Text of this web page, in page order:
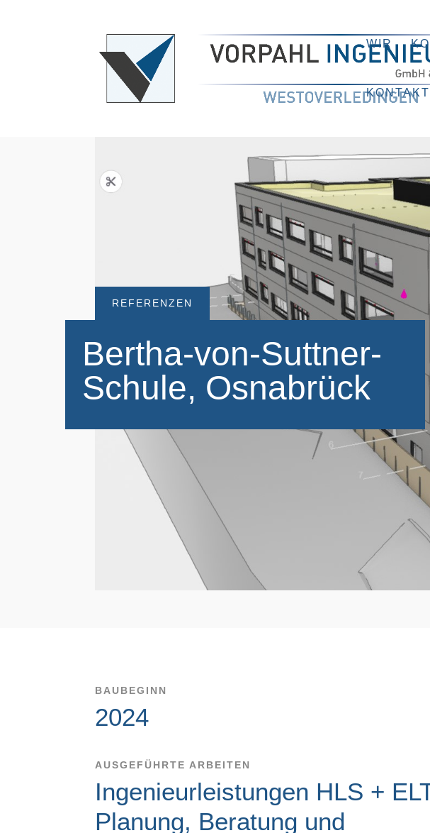
WIR
KONTAKT
REFERENZEN
Bertha-von-Suttner-
Schule, Osnabrück
BAUBEGINN
2024
AUSGEFÜHRTE ARBEITEN
Ingenieurleistungen HLS +
Planung, Beratung und